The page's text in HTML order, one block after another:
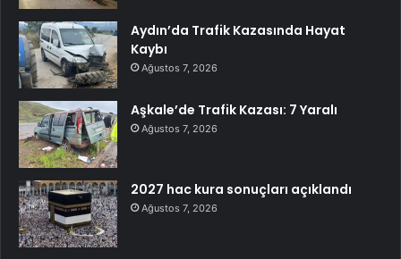
Aydın’da Trafik Kazasında Hayat
Kaybı
Ağustos 7, 2026
Aşkale’de Trafik Kazası: 7 Yaralı
Ağustos 7, 2026
2027 hac kura sonuçları açıklandı
Ağustos 7, 2026